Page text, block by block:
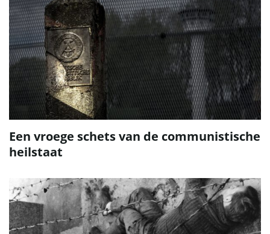
Een vroege schets van de communistische
heilstaat